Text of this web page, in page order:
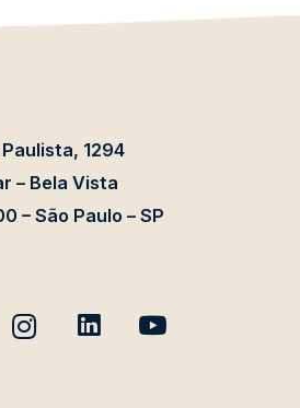
1294
– Bela Vista
– São Paulo – SP